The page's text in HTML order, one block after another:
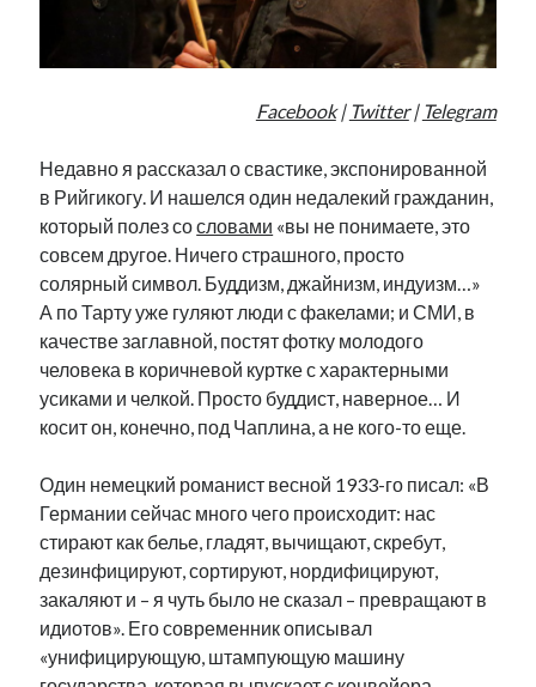
Facebook| Twitter| Telegram
Недавно я рассказал о свастике, экспонированной
в Рийгикогу. И нашелся один недалекий гражданин,
который полез сословами «вы не понимаете, это
совсем другое. Ничего страшного, просто
солярный символ. Буддизм, джайнизм, индуизм…»
А по Тарту уже гуляют люди с факелами; и СМИ, в
качестве заглавной, постят фотку молодого
человека в коричневой куртке с характерными
усиками и челкой. Просто буддист, наверное… И
косит он, конечно, под Чаплина, а не кого-то еще.
Один немецкий романист весной 1933-го писал: «В
Германии сейчас много чего происходит: нас
стирают как белье, гладят, вычищают, скребут,
дезинфицируют, сортируют, нордифицируют,
закаляют и – я чуть было не сказал – превращают в
идиотов». Его современник описывал
«унифицирующую, штампующую машину